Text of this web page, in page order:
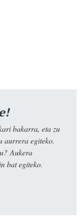
bakarra, eta zu
aurrera egiteko.
Aukera
bat egiteko.